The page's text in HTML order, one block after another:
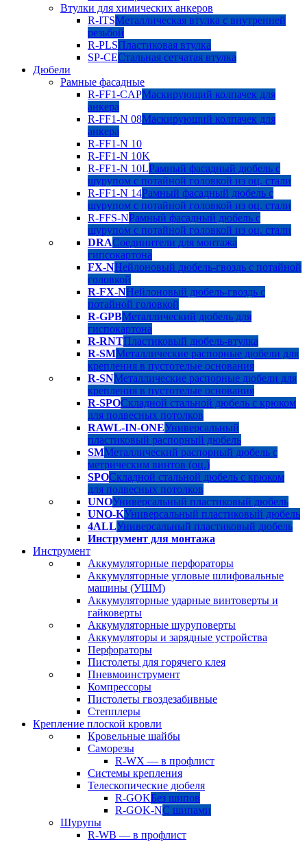
Втулки для химических анкеров
R-ITSМеталлическая втулка с внутренней
резьбой
R-PLSПластиковая втулка
SP-CEСтальная сетчатая втулка
Дюбели
Рамные фасадные
R-FF1-CAPМаскирующий колпачек для
анкера
R-FF1-N 08Маскирующий колпачек для
анкера
R-FF1-N 10
R-FF1-N 10K
R-FF1-N 10LРамный фасадный дюбель с
шурупом с потайной головкой из оц. стали
R-FF1-N 14Рамный фасадный дюбель с
шурупом с потайной головкой из оц. стали
R-FFS-NРамный фасадный дюбель с
шурупом с потайной головкой из оц. стали
DRAСоединители для монтажа
гипсокартона
FX-NНейлоновый дюбель-гвоздь с потайной
головкой
R-FX-NНейлоновый дюбель-гвоздь с
потайной головкой
R-GPBМеталлический дюбель для
гиспокартона
R-RNTПластиковый дюбель-втулка
R-SMМеталлические распорные дюбели для
крепления в пустотелые основания
R-SNМеталлические распорные дюбели для
крепления в пустотелые основания
R-SPOСкладной стальной дюбель с крюком
для подвесных потолков
RAWL-IN-ONEУниверсальный
пластиковый распорный дюбель
SMМеталлический распорный дюбель с
метрическим винтов (оц.)
SPOСкладной стальной дюбель с крюком
для подвесных потолков
UNOУниверсальный пластиковый дюбель
UNO-KУниверсальный пластиковый дюбель
4ALLУниверсальный пластиковый дюбель
Инструмент для монтажа
Инструмент
Аккумуляторные перфораторы
Аккумуляторные угловые шлифовальные
машины (УШМ)
Аккумуляторные ударные винтоверты и
гайковерты
Аккумуляторные шуруповерты
Аккумуляторы и зарядные устройства
Перфораторы
Пистолеты для горячего клея
Пневмоинструмент
Компрессоры
Пистолеты гвоздезабивные
Степплеры
Крепление плоской кровли
Кровельные шайбы
Саморезы
R-WX — в профлист
Системы крепления
Телескопические дюбеля
R-GOKБез шипов
R-GOK-NС шипами
Шурупы
R-WB — в профлист